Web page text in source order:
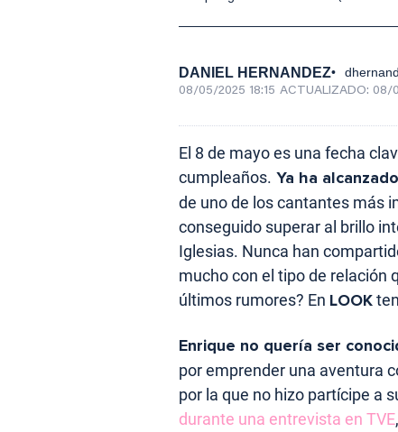
DANIEL HERNANDEZ
08/05/2025 18:15 ACTUALIZADO: 08/
El 8 de mayo es una fecha
cumpleaños. Ya ha
de uno de los cantantes más
conseguido superar al brillo
Iglesias. Nunca han
mucho con el tipo de relación
últimos rumores? En LOOK
Enrique no quería ser
por emprender una aventura
por la que no hizo partícipe a
durante una entrevista en TVE